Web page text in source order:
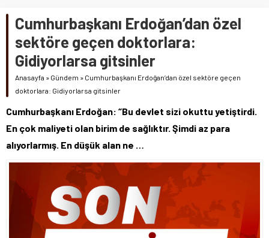
Cumhurbaşkanı Erdoğan’dan özel
sektöre geçen doktorlara:
Gidiyorlarsa gitsinler
Anasayfa » Gündem » Cumhurbaşkanı Erdoğan’dan özel sektöre geçen
doktorlara: Gidiyorlarsa gitsinler
Cumhurbaşkanı Erdoğan: “Bu devlet sizi okuttu yetiştirdi.
En çok maliyeti olan birim de sağlıktır. Şimdi az para
alıyorlarmış. En düşük alan ne …